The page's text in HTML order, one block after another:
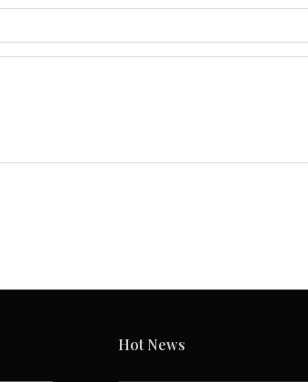
Hot News